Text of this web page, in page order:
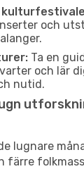
och
Ta en
och lär
nutid.
lugnare
färre